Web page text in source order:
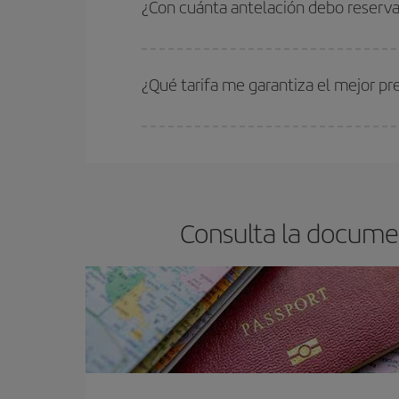
barato.
¿Con cuánta antelación debo
estén disponibles o se vayan agotando. Por eso,
¿Qué tarifa me garantiza el mejor
Consulta la